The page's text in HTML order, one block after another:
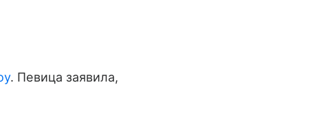
. Певица заявила,